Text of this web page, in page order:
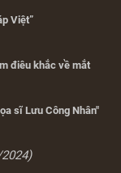
Việt”
điêu khắc về mắt
sĩ Lưu Công Nhân"